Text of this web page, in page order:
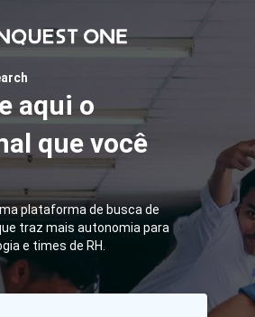
aqui o
que você
plataforma de busca de
traz mais autonomia para
e times de RH.